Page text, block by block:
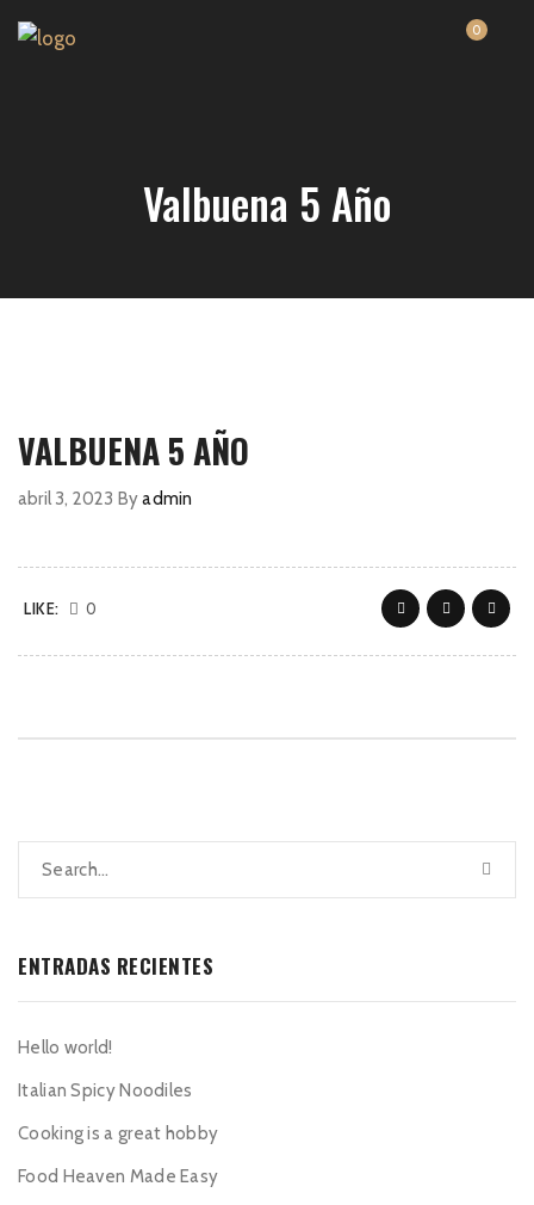
0
Valbuena 5 Año
VALBUENA 5 AÑO
abril 3, 2023 Byadmin
LIKE: 0
ENTRADAS RECIENTES
Hello world!
Italian Spicy Noodiles
Cooking is a great hobby
Food Heaven Made Easy